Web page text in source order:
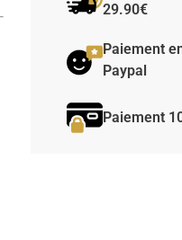
29.90€
Paiement
Paypal
Paiement